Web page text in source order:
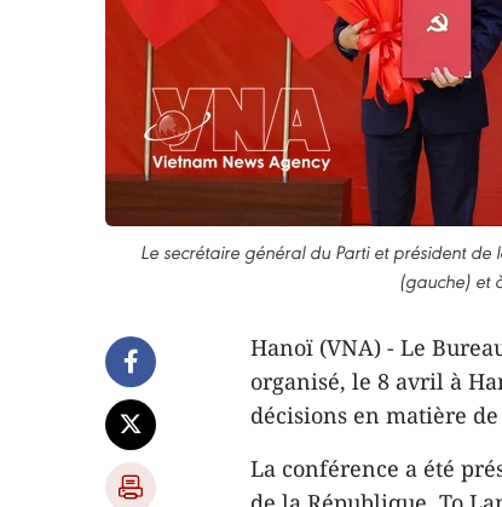
Le secrétaire général du Parti et président
(gauche) et
Hanoï (VNA) - Le
organisé, le 8 avril à
décisions en matière
La conférence a été